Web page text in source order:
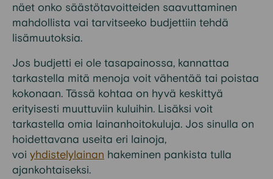
näet onko säästötavoitteiden saavuttaminen
mahdollista vai tarvitseeko budjettiin tehdä
lisämuutoksia.
Jos budjetti ei ole tasapainossa, kannattaa
tarkastella mitä menoja voit vähentää tai poistaa
kokonaan. Tässä kohtaa on hyvä keskittyä
erityisesti muuttuviin kuluihin. Lisäksi voit
tarkastella omia lainanhoitokuluja. Jos sinulla on
hoidettavana useita eri lainoja,
voi yhdistelylainan hakeminen pankista tulla
ajankohtaiseksi.